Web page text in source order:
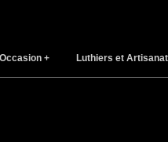
Occasion Luthiers et Artisanat